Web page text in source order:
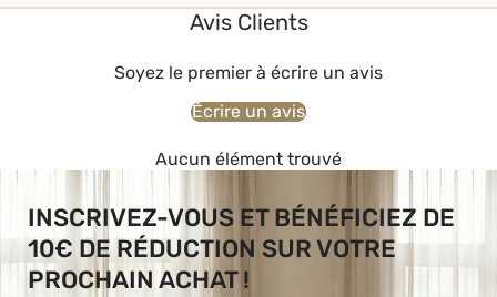
Avis Clients
Soyez le premier à écrire un avis
Écrire un avis
Aucun élément trouvé
INSCRIVEZ-VOUS ET BÉNÉFICIEZ DE
10€ DE RÉDUCTION SUR VOTRE
PROCHAIN ACHAT !